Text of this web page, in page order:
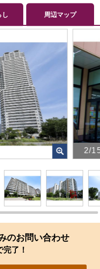
し 周辺マップ
2/
画
像
を
ク
リ
拡
のお問い合わせ
完了！